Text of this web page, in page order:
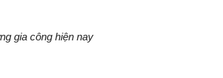
gia công hiện nay